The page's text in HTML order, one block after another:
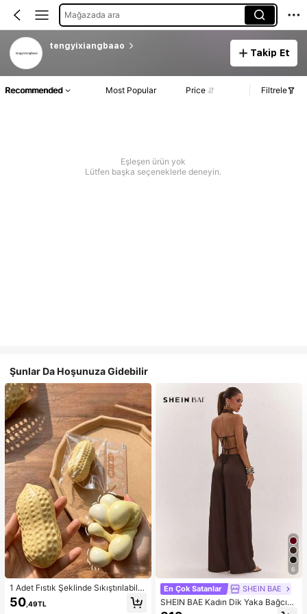
Mağazada ara
tengyixiangbaao
Takip Et
Recommended Most Popular Price Filtrele
Eşleşen ürün yok
Lütfen başka seçeneklerle deneyin.
Şunlar Da Hoşunuza Gidebilir
1 Adet Fıstık Şeklinde Sıkıştırılabilir
Stres Oyuncağı, Ofis Rahatlaması v
e Parti Etkileşimi İçin Uygun, Doğu
50 ,49TL
6
En Çok Satanlar SHEIN BAE
SHEIN BAE Kadın Dik Yaka Bağcıklı
Günlük Düz Renk Moda Takımı, Ra